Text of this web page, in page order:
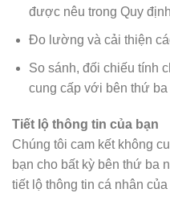
được nêu trong Quy
Đo lường và cải thiện
So sánh, đối chiếu tính
cung cấp với bên thứ ba
Tiết lộ thông tin của bạn
Chúng tôi cam kết không
bạn cho bất kỳ bên thứ ba
tiết lộ thông tin cá nhân